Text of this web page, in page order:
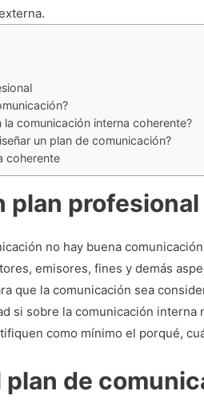
la comunicación interna coherente?
un plan de comunicación?
coherente
plan profesional
no hay buena
emisores, fines y demás
que la comunicación sea
si sobre la comunicación
como mínimo el porqué,
plan de